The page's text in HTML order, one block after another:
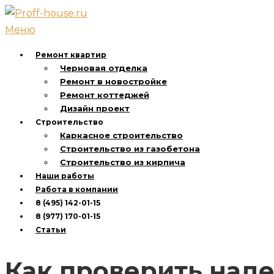
Перейти
к
Меню
Ремонт квартир
Черновая отделка
Ремонт в новостройке
Ремонт коттеджей
Дизайн проект
Строительство
Каркасное строительство
Строительство из газобетона
Строительство из кирпича
Наши работы
Работа в компании
8 (495) 142-01-15
8 (977) 170-01-15
Статьи